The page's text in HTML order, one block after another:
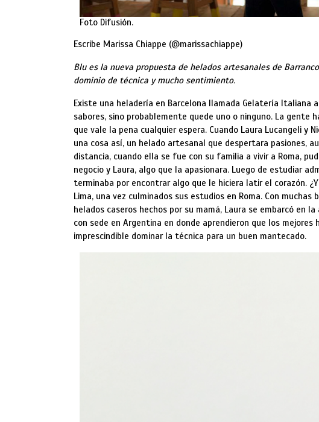
Foto Difusión.
Escribe Marissa Chiappe (@marissachiappe)
Blu es la nueva propuesta de helados artesanales de
dominio de técnica y mucho sentimiento.
Existe una heladería en Barcelona llamada Gelatería
sabores, sino probablemente quede uno o ninguno. La
que vale la pena cualquier espera. Cuando Laura Lucangeli y
una cosa así, un helado artesanal que despertara pasiones,
distancia, cuando ella se fue con su familia a vivir a Roma,
negocio y Laura, algo que la apasionara. Luego de estudiar
terminaba por encontrar algo que le hiciera latir el corazón.
Lima, una vez culminados sus estudios en Roma. Con
helados caseros hechos por su mamá, Laura se embarcó en
con sede en Argentina en donde aprendieron que los
imprescindible dominar la técnica para un buen mantecado.